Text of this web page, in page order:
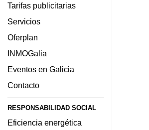
Tarifas publicitarias
Servicios
Oferplan
INMOGalia
Eventos en Galicia
Contacto
RESPONSABILIDAD SOCIAL
Eficiencia energética